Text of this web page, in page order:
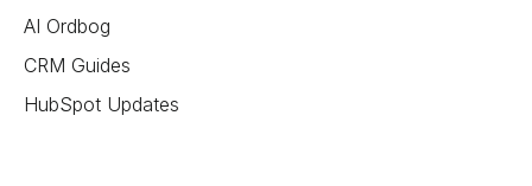
AI Ordbog
CRM Guides
HubSpot Updates